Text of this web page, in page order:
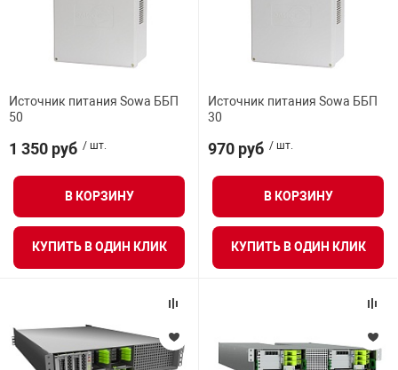
Источник питания Sowa ББП
50
1 350 руб / шт.
В КОРЗИНУ
КУПИТЬ В ОДИН КЛИК
Источник питания Sowa ББП
30
970 руб / шт.
В КОРЗИНУ
КУПИТЬ В ОДИН КЛИК